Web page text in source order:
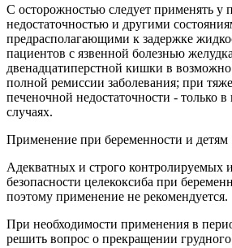
С осторожностью следует применять у
недостаточностью и другими
предрасполагающими к задержке
пациентов с язвенной болезнью
двенадцатиперстной кишки в возможно
полной ремиссии заболевания; при
печеночной недостаточности - только
случаях.
Применение при беременности и детям
Адекватных и строго контролируемых
безопасности целекоксиба при
поэтому применение не рекомендуется.
При необходимости применения в
решить вопрос о прекращении